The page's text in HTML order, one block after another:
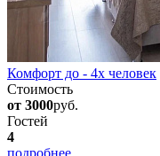
Комфорт до - 4х человек
Стоимость
от 3000руб.
Гостей
4
подробнее